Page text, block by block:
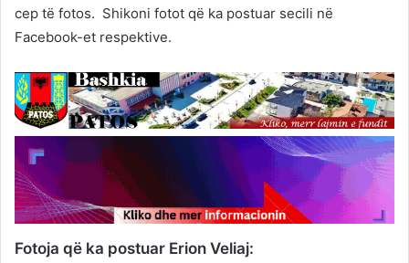
cep të fotos. Shikoni fotot që ka postuar secili në
Facebook-et respektive.
Fotoja që ka postuar Erion Veliaj: